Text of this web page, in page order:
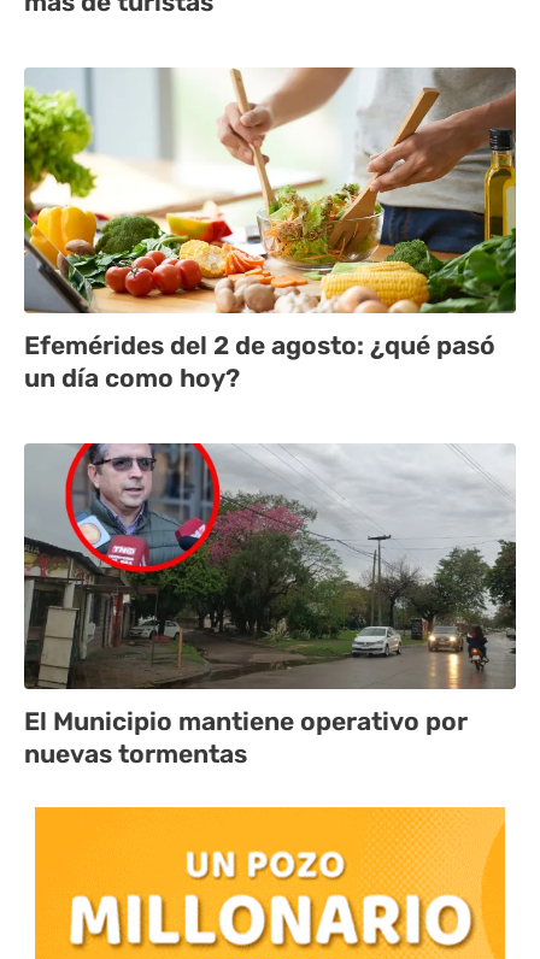
Efemérides del 2 de agosto: ¿qué pasó
un día como hoy?
El Municipio mantiene operativo por
nuevas tormentas